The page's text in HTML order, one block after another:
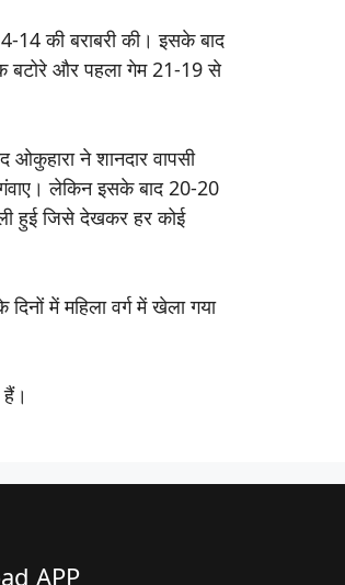
की बराबरी की। इसके बाद
बटोरे और पहला गेम 21-19 से
ने शानदार वापसी
लेकिन इसके बाद 20-20
हुई जिसे देखकर हर कोई
में महिला वर्ग में खेला गया
APP